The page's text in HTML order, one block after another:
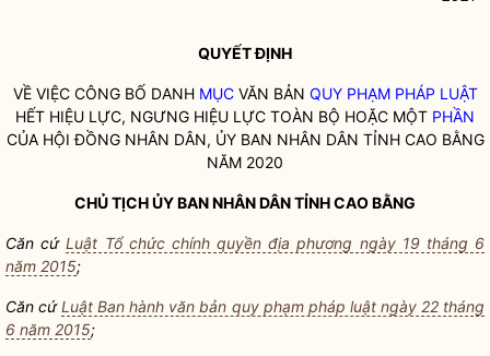
QUYẾT ĐỊNH
VỀ VIỆC CÔNG BỐ DANH MỤCVĂN BẢN QUY PHẠM PHÁP LUẬT
HẾT HIỆU LỰC, NGƯNG HIỆU LỰC TOÀN BỘ HOẶC MỘT PHẦN
CỦA HỘI ĐỒNG NHÂN DÂN, ỦY BAN NHÂN DÂN TỈNH CAO BẰNG
NĂM 2020
CHỦ TỊCH ỦY BANNHÂN DÂNTỈNH CAO BẰNG
Căn cứLuật Tổ chức chính quyền địa phương ngày 19 tháng 6
năm 2015;
Căn cứLuật Ban hành văn bản quy phạm pháp luật ngày 22 tháng
6 năm 2015;